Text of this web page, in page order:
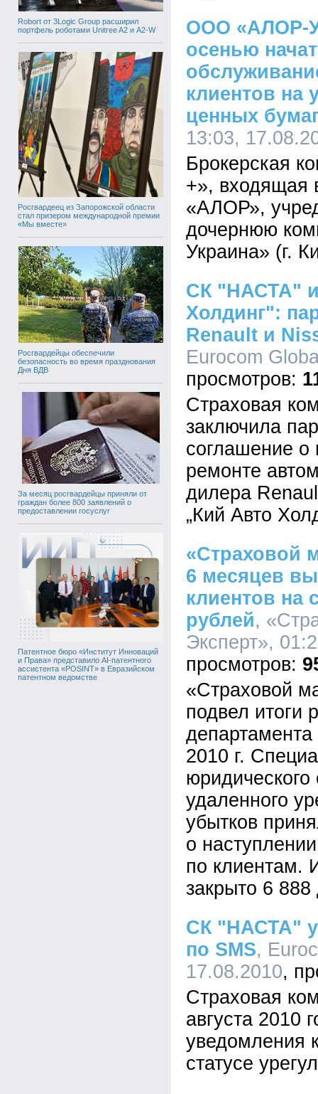
Robort от 3Logic Group расширил
портфель роботами Unitree A2 и A2-W
Росгвардеец из Запорожской области
стал призером международной премии
«Мы вместе»
Росгвардейцы обеспечили
безопасность во время празднования
Дня ВДВ
За месяц росгвардейцы приняли от
граждан более 800 заявлений о
предоставлении госуслуг
Патентное бюро «Институт Инноваций
и Права» представило AI-патентного
ассистента «POSINT» в Евразийском
патентном ведомстве
ООО «АЛОР-
осенью
клиентов на
ценных
13:03,
Брокерская
+», входящая
«АЛОР»,
дочернюю
Украина» (г.
СК "НАСТА"
Холдинг":
Renault и
Eurocom
Cтраховая
заключила
соглашение о
ремонте
дилера
„Кий Авто
«Страховой
6 месяцев
клиентов на
рублей,
Эксперт»,
«Страховой
подвел итоги
департамента
2010 г.
удаленного
убытков
о
по клиентам.
закрыто 6 888
СК "НАСТА"
по SMS,
17.08.2010
Страховая
августа 2010
уведомления
статусе